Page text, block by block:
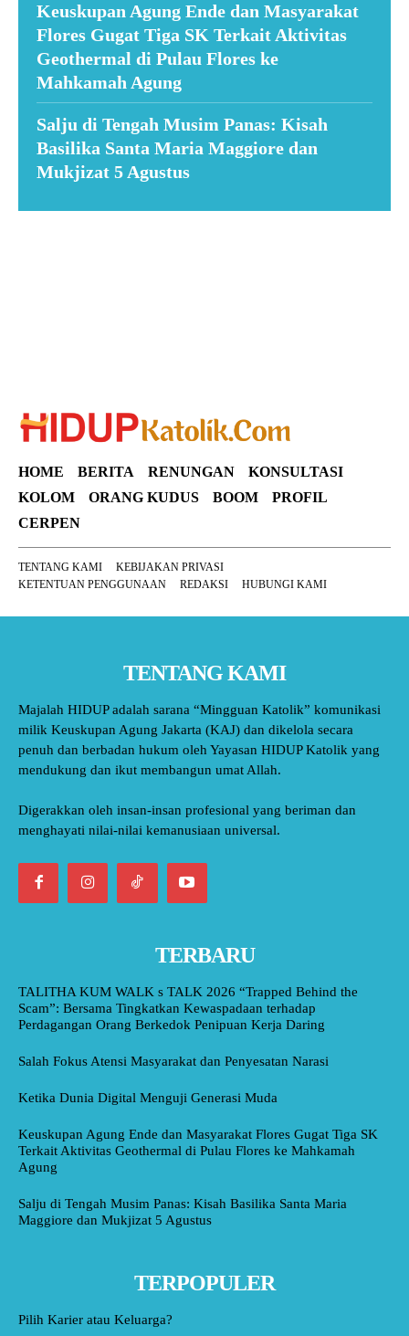
Keuskupan Agung Ende dan Masyarakat
Flores Gugat Tiga SK Terkait Aktivitas
Geothermal di Pulau Flores ke
Mahkamah Agung
Salju di Tengah Musim Panas: Kisah
Basilika Santa Maria Maggiore dan
Mukjizat 5 Agustus
HOME BERITA RENUNGAN
KONSULTASI
KOLOM
ORANG KUDUS BOOM
PROFIL
CERPEN
TENTANG KAMI
KEBIJAKAN PRIVASI
KETENTUAN PENGGUNAAN
REDAKSI HUBUNGI KAMI
TENTANG KAMI
Majalah HIDUP adalah sarana “Mingguan Katolik” komunikasi
milik Keuskupan Agung Jakarta (KAJ) dan dikelola secara
penuh dan berbadan hukum oleh Yayasan HIDUP Katolik yang
mendukung dan ikut membangun umat Allah.
Digerakkan oleh insan-insan profesional yang beriman dan
menghayati nilai-nilai kemanusiaan universal.
TERBARU
TALITHA KUM WALK s TALK 2026 “Trapped Behind the
Scam”: Bersama Tingkatkan Kewaspadaan terhadap
Perdagangan Orang Berkedok Penipuan Kerja Daring
Salah Fokus Atensi Masyarakat dan Penyesatan Narasi
Ketika Dunia Digital Menguji Generasi Muda
Keuskupan Agung Ende dan Masyarakat Flores Gugat Tiga SK
Terkait Aktivitas Geothermal di Pulau Flores ke Mahkamah
Agung
Salju di Tengah Musim Panas: Kisah Basilika Santa Maria
Maggiore dan Mukjizat 5 Agustus
TERPOPULER
Pilih Karier atau Keluarga?